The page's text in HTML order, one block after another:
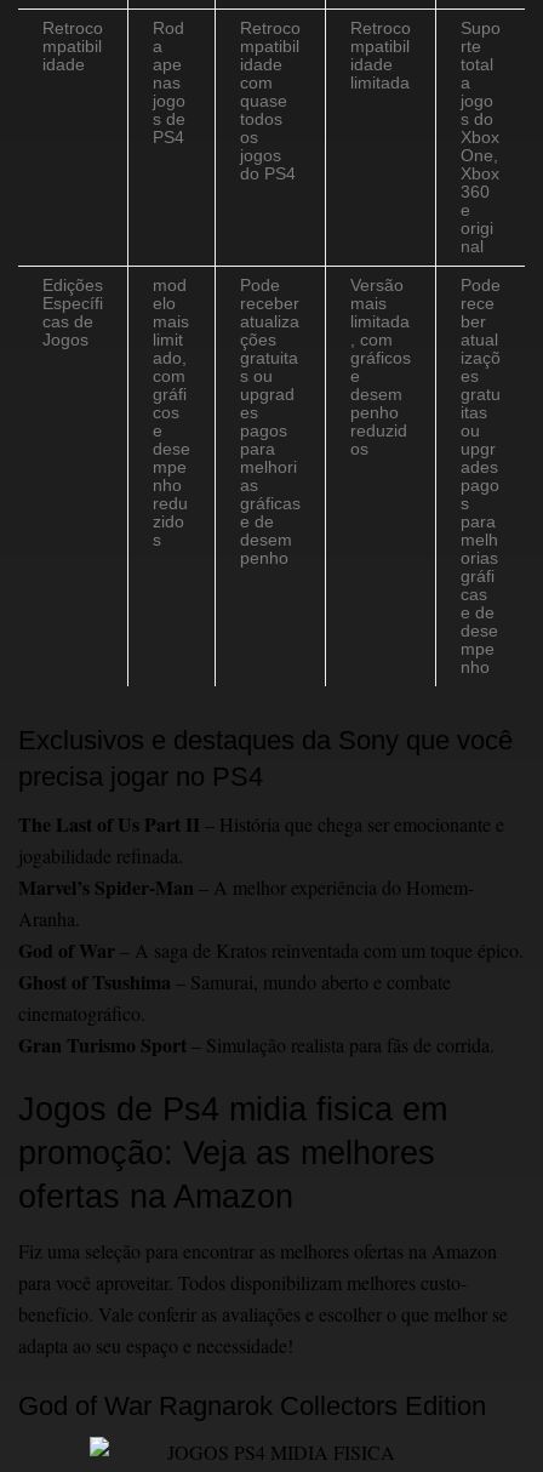
Retroco
mpatibil
idade
Rod
a
ape
nas
jogo
s de
PS4
Retroco
mpatibil
idade
com
quase
todos
os
jogos
do PS4
Retroco
mpatibil
idade
limitada
Supo
rte
total
a
jogo
s do
Xbox
One,
Xbox
360
e
origi
nal
Edições
Específi
cas de
Jogos
mod
elo
mais
limit
ado,
com
gráfi
cos
e
dese
mpe
nho
redu
zido
s
Pode
receber
atualiza
ções
gratuita
s ou
upgrad
es
pagos
para
melhori
as
gráficas
e de
desem
penho
Versão
mais
limitada
, com
gráficos
e
desem
penho
reduzid
os
Pode
rece
ber
atual
izaçõ
es
gratu
itas
ou
upgr
ades
pago
s
para
melh
orias
gráfi
cas
e de
dese
mpe
nho
Exclusivos e destaques da Sony que você
precisa jogar no PS4
The Last of Us Part II – História que chega ser emocionante e
jogabilidade refinada.
Marvel’s Spider-Man – A melhor experiência do Homem-
Aranha.
God of War– A saga de Kratos reinventada com um toque épico.
Ghost of Tsushima – Samurai, mundo aberto e combate
cinematográfico.
Gran Turismo Sport – Simulação realista para fãs de corrida.
Jogos de Ps4 midia fisica em
promoção: Veja as melhores
ofertas na Amazon
Fiz uma seleção para encontrar as melhores ofertas na Amazon
para você aproveitar. Todos disponibilizam melhores custo-
benefício. Vale conferir as avaliações e escolher o que melhor se
adapta ao seu espaço e necessidade!
God of War Ragnarok Collectors Edition